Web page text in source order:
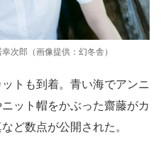
次郎（画像提供：幻冬舎）
トも到着。青い海でアンニ
ット帽をかぶった齋藤がカ
ど数点が公開された。